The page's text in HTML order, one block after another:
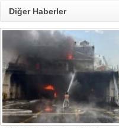
Diğer Haberler